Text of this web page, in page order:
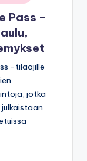
Pass –
-tilaajille
jotka